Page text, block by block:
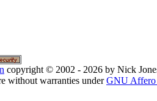
copyright © 2002 - 2026 by Nick
without warranties underGNU